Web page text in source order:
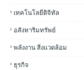
เทคโนโลยีดิจิทัล
อสังหาริมทรัพย์
พลังงาน สิ่งแวดล้อม
ธุรกิจ